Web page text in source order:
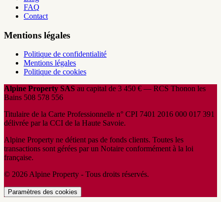
FAQ
Contact
Mentions légales
Politique de confidentialité
Mentions légales
Politique de cookies
Alpine Property SAS au capital de 3 450 € — RCS Thonon les
Bains 508 578 556
Titulaire de la Carte Professionnelle n° CPI 7401 2016 000 017 391
délivrée par la CCI de la Haute Savoie.
Alpine Property ne détient pas de fonds clients. Toutes les
transactions sont gérées par un Notaire conformément à la loi
française.
© 2026 Alpine Property - Tous droits réservés.
Paramètres des cookies